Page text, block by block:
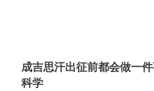
成吉思汗出征前都会做一
科学